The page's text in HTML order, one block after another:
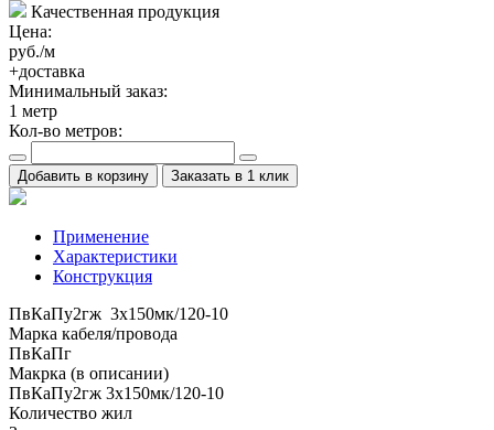
Качественная продукция
Цена:
руб./м
+доставка
Минимальный заказ:
1 метр
Кол-во метров:
Добавить в корзину Заказать в 1 клик
Применение
Характеристики
Конструкция
ПвКаПу2гж 3x150мк/120-10
Марка кабеля/провода
ПвКаПг
Макрка (в описании)
ПвКаПу2гж 3x150мк/120-10
Количество жил